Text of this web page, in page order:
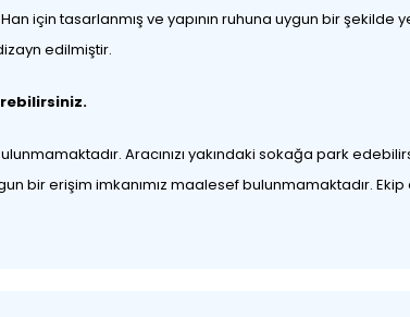
için tasarlanmış ve yapının ruhuna uygun bir şekilde
edilmiştir.
Aracınızı yakındaki sokağa park
bir erişim imkanımız maalesef bulunmamaktadır.